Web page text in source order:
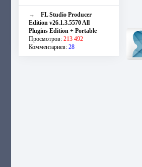
→ FL Studio Producer
Edition v26.1.3.5570 All
Plugins Edition + Portable
Просмотров: 213 492
Комментариев: 28